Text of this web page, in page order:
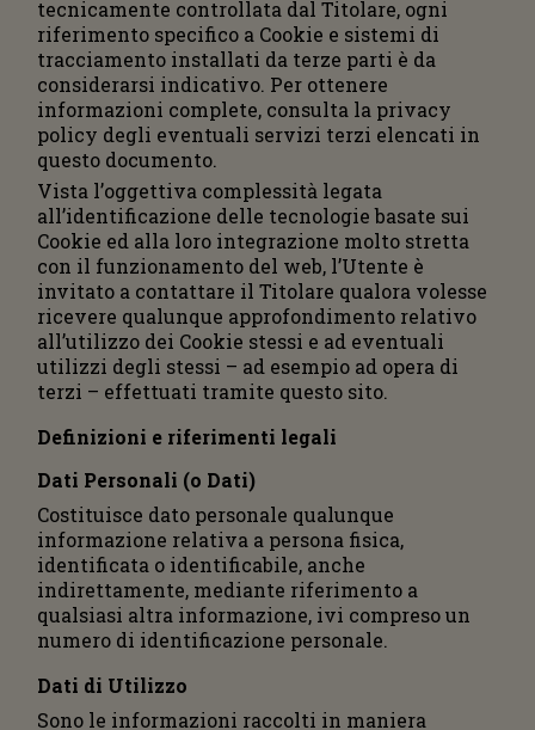
tecnicamente controllata dal Titolare, ogni
riferimento specifico a Cookie e sistemi di
tracciamento installati da terze parti è da
considerarsi indicativo. Per ottenere
informazioni complete, consulta la privacy
policy degli eventuali servizi terzi elencati in
questo documento.
Vista l’oggettiva complessità legata
all’identificazione delle tecnologie basate sui
Cookie ed alla loro integrazione molto stretta
con il funzionamento del web, l’Utente è
invitato a contattare il Titolare qualora volesse
ricevere qualunque approfondimento relativo
all’utilizzo dei Cookie stessi e ad eventuali
utilizzi degli stessi – ad esempio ad opera di
terzi – effettuati tramite questo sito.
Definizioni e riferimenti legali
Dati Personali (o Dati)
Costituisce dato personale qualunque
informazione relativa a persona fisica,
identificata o identificabile, anche
indirettamente, mediante riferimento a
qualsiasi altra informazione, ivi compreso un
numero di identificazione personale.
Dati di Utilizzo
Sono le informazioni raccolti in maniera